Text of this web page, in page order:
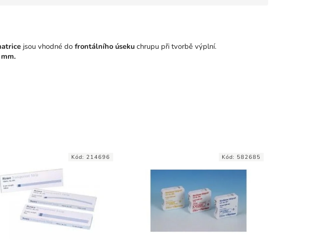
jsou vhodné do frontálního úseku chrupu při tvorbě výplní.
Kód: 214696 Kód: 582685